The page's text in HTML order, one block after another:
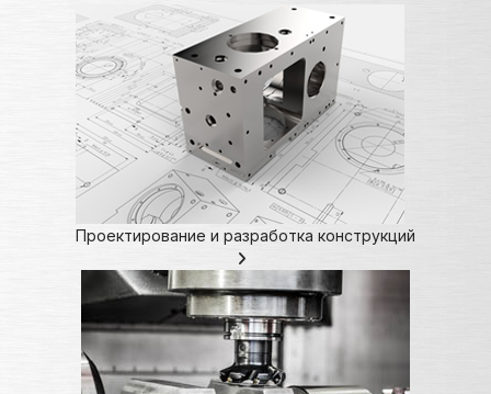
Проектирование и разработка конструкций